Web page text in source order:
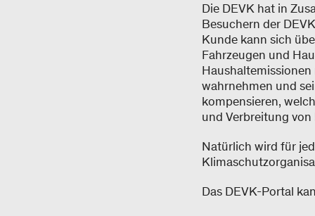
Die DEVK hat in
Besuchern der
Kunde kann sich
Fahrzeugen und
wahrnehmen und
kompensieren,
und Verbreitung
Natürlich wird für
Das DEVK-Portal